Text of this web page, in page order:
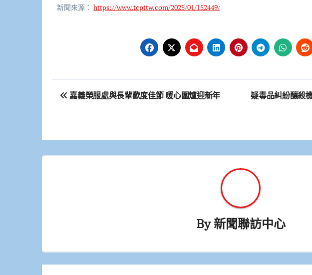
新聞來源： https://www.tcpttw.com/2025/01/152449/
文
覽
嘉義榮服處與長輩歡度佳節 暖心圍爐迎新年 疑毒品糾紛釀殺
By新聞聯訪中心